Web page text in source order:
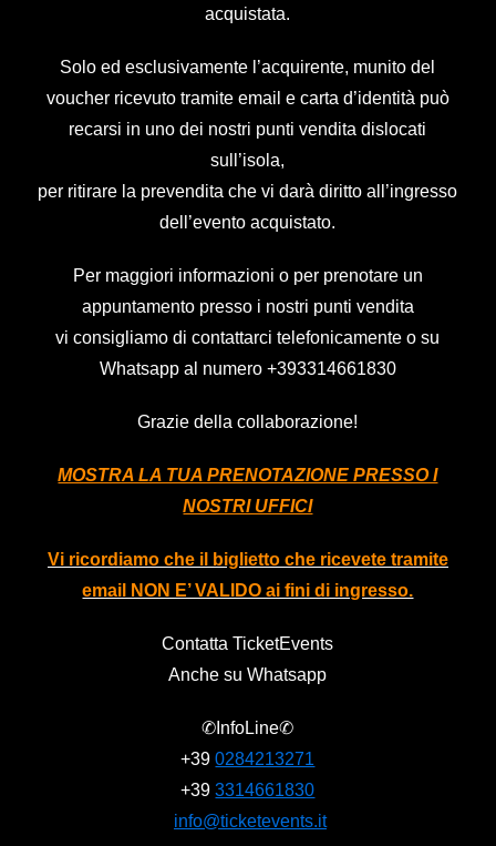
acquistata.
Solo ed esclusivamente l’acquirente, munito del
voucher ricevuto tramite email e carta d’identità può
recarsi in uno dei nostri punti vendita dislocati
sull’isola,
per ritirare la prevendita che vi darà diritto all’ingresso
dell’evento acquistato.
Per maggiori informazioni o per prenotare un
appuntamento presso i nostri punti vendita
vi consigliamo di contattarci telefonicamente o su
Whatsapp al numero +393314661830
Grazie della collaborazione!
MOSTRA LA TUA PRENOTAZIONE PRESSO I
NOSTRI UFFICI
Vi ricordiamo che il biglietto che ricevete tramite
email NON E’ VALIDO ai fini di ingresso.
Contatta TicketEvents
Anche su Whatsapp
✆InfoLine✆
+390284213271
+393314661830
info@ticketevents.it